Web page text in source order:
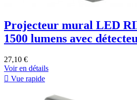
Projecteur mural LED
1500 lumens avec
27,10 €
Voir en détails
 Vue rapide